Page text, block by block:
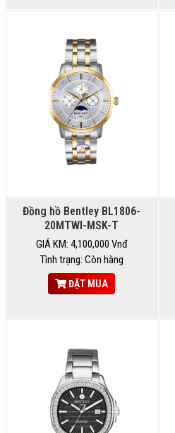
Đồng hồ Bentley BL1806-
20MTWI-MSK-T
GIÁ KM: 4,100,000 Vnđ
Tình trạng: Còn hàng
ĐẶT MUA